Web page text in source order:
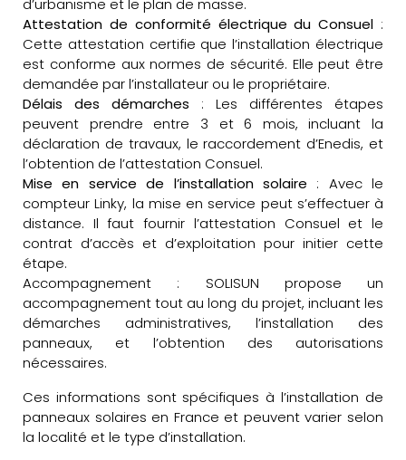
d’urbanisme et le plan de masse.
Attestation de conformité électrique du Consuel :
Cette attestation certifie que l’installation électrique
est conforme aux normes de sécurité. Elle peut être
demandée par l’installateur ou le propriétaire.
Délais des démarches : Les différentes étapes
peuvent prendre entre 3 et 6 mois, incluant la
déclaration de travaux, le raccordement d’Enedis, et
l’obtention de l’attestation Consuel.
Mise en service de l’installation solaire : Avec le
compteur Linky, la mise en service peut s’effectuer à
distance. Il faut fournir l’attestation Consuel et le
contrat d’accès et d’exploitation pour initier cette
étape.
Accompagnement : SOLISUN propose un
accompagnement tout au long du projet, incluant les
démarches administratives, l’installation des
panneaux, et l’obtention des autorisations
nécessaires.
Ces informations sont spécifiques à l’installation de
panneaux solaires en France et peuvent varier selon
la localité et le type d’installation.